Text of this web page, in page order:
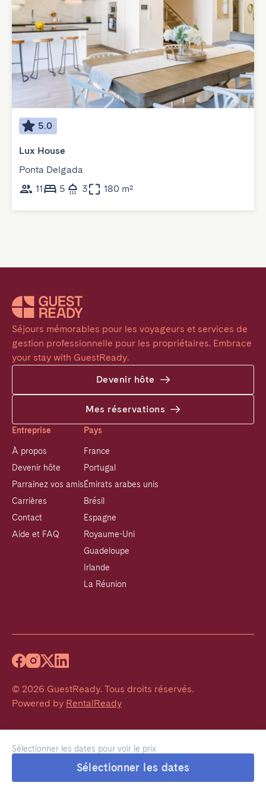
Sélectionner les dates pour voir le prix
Sélectionner les dates
5.0
Lux House
Ponta Delgada
11
5 3 180 m²
Séjours mémorables pour les voyageurs et services de
gestion professionnelle pour les propriétaires. Embrace
your stay with GuestReady.
Devenir hôte
Mes réservations
Entreprise
À propos
Devenir hôte
Parrainez vos amis
Carrières
Contact
Aide et FAQ
Pays
France
Portugal
Émirats arabes unis
Brésil
Espagne
Royaume-Uni
Guadeloupe
Irlande
La Réunion
© 2026 GuestReady. Tous droits réservés.
Powered by RentalReady